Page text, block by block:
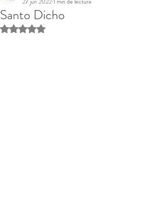
Santo Dicho
Obtuvo NaN de 5 estrellas.